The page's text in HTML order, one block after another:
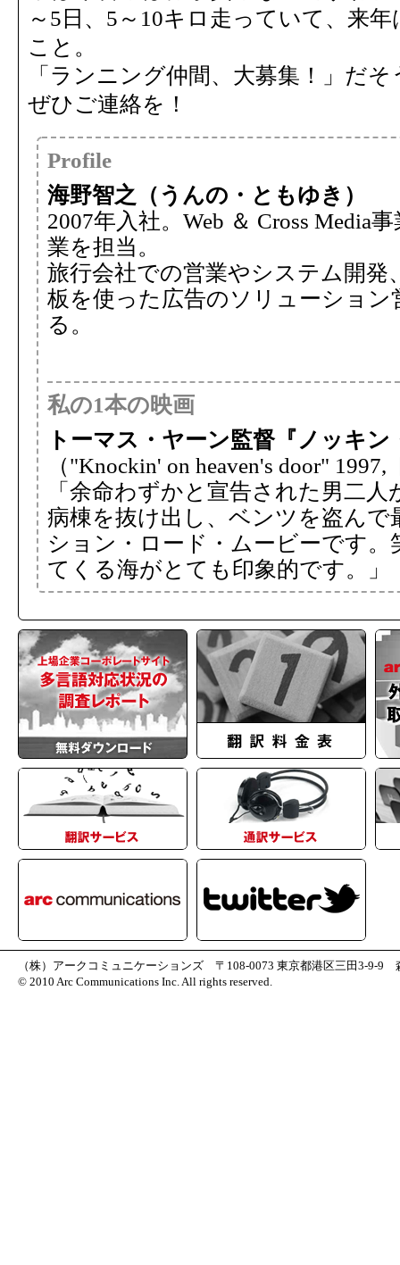
～5日、5～10キロ走っていて、来
こと。
「ランニング仲間、大募集！」だ
ぜひご連絡を！
Profile
海野智之（うんの・ともゆき）
2007年入社。Web ＆ Cross Media
業を担当。
旅行会社での営業やシステム開発
板を使った広告のソリューショ
る。
私の1本の映画
トーマス・ヤーン監督『ノッキ
（"Knockin' on heaven's door"
「余命わずかと宣告された男二
病棟を抜け出し、ベンツを盗ん
ション・ロード・ムービーです
てくる海がとても印象的です。」
（株）アークコミュニケーションズ 〒108-0073 東京都港区三田3-9-9
© 2010 Arc Communications Inc. All rights reserved.